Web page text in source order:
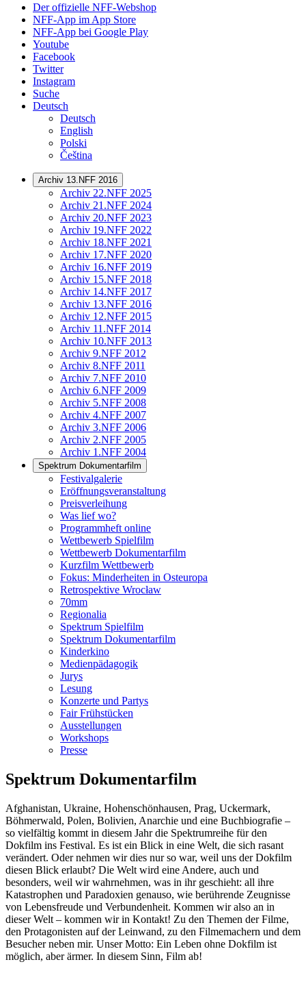
Der offizielle NFF-Webshop
NFF-App im App Store
NFF-App bei Google Play
Youtube
Facebook
Twitter
Instagram
Suche
Deutsch
Deutsch
English
Polski
Čeština
Archiv 13.NFF 2016
Archiv 22.NFF 2025
Archiv 21.NFF 2024
Archiv 20.NFF 2023
Archiv 19.NFF 2022
Archiv 18.NFF 2021
Archiv 17.NFF 2020
Archiv 16.NFF 2019
Archiv 15.NFF 2018
Archiv 14.NFF 2017
Archiv 13.NFF 2016
Archiv 12.NFF 2015
Archiv 11.NFF 2014
Archiv 10.NFF 2013
Archiv 9.NFF 2012
Archiv 8.NFF 2011
Archiv 7.NFF 2010
Archiv 6.NFF 2009
Archiv 5.NFF 2008
Archiv 4.NFF 2007
Archiv 3.NFF 2006
Archiv 2.NFF 2005
Archiv 1.NFF 2004
Spektrum Dokumentarfilm
Festivalgalerie
Eröffnungsveranstaltung
Preisverleihung
Was lief wo?
Programmheft online
Wettbewerb Spielfilm
Wettbewerb Dokumentarfilm
Kurzfilm Wettbewerb
Fokus: Minderheiten in Osteuropa
Retrospektive Wrocław
70mm
Regionalia
Spektrum Spielfilm
Spektrum Dokumentarfilm
Kinderkino
Medienpädagogik
Jurys
Lesung
Konzerte und Partys
Fair Frühstücken
Ausstellungen
Workshops
Presse
Spektrum Dokumentarfilm
Afghanistan, Ukraine, Hohenschönhausen, Prag, Uckermark,
Böhmerwald, Polen, Bolivien, Anarchie und eine Buchbiografie –
so vielfältig kommt in diesem Jahr die Spektrumreihe für den
Dokfilm ins Festival. Es ist ein Blick in eine Welt, die sich rasant
verändert. Oder nehmen wir dies nur so war, weil uns der Dokfilm
diesen Blick erlaubt? Die Welt wird eine Andere, auch und
besonders, weil wir wahrnehmen, was in ihr geschieht: all ihre
Katastrophen und Paradoxien genauso, wie berührende Zeugnisse
von Lebensfreude und Verbundenheit. Kommen wir also an in
dieser Welt – kommen wir in Kontakt! Zu den Themen der Filme,
den Protagonisten auf der Leinwand, zu den Filmemachern und dem
Besucher neben mir. Unser Motto: Ein Leben ohne Dokfilm ist
möglich, aber ärmer. In diesem Sinn, Film ab!